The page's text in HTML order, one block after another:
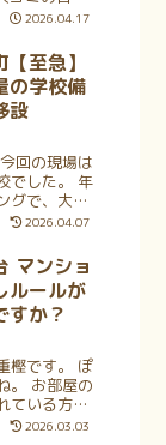
お悩みはあ
2026.04.17
【至急】
の学校備
設
回の現場は
でした。 年
グで、大量
があります
2026.04.07
マンショ
ルールが
すか？
樫です。 ぽ
。 お部屋の
ている方も
住まいのお
2026.03.03